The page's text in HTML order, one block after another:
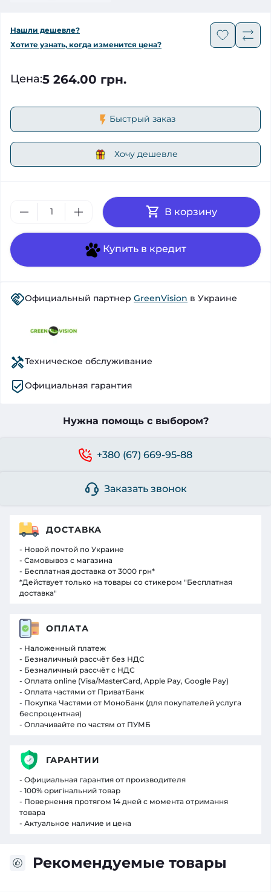
Нашли дешевле?
Хотите узнать, когда изменится цена?
Цена:5 264.00 грн.
Быстрый заказ
Хочу дешевле
В корзину
Купить в кредит
Официальный партнер GreenVision в Украине
Техническое обслуживание
Официальная гарантия
Нужна помощь с выбором?
+380 (67) 669-95-88
Заказать звонок
Рекомендуемые товары
ДОСТАВКА
- Новой почтой по Украине
- Самовывоз с магазина
- Бесплатная доставка от 3000 грн*
*Действует только на товары со стикером "Бесплатная
доставка"
ОПЛАТА
- Наложенный платеж
- Безналичный рассчёт без НДС
- Безналичный рассчёт с НДС
- Оплата online (Visa/MasterCard, Apple Pay, Google Pay)
- Оплата частями от ПриватБанк
- Покупка Частями от МоноБанк (для покупателей услуга
беспроцентная)
- Оплачивайте по частям от ПУМБ
ГАРАНТИИ
- Официальная гарантия от производителя
- 100% оригінальний товар
- Повернення протягом 14 дней с момента отримання
товара
- Актуальное наличие и цена